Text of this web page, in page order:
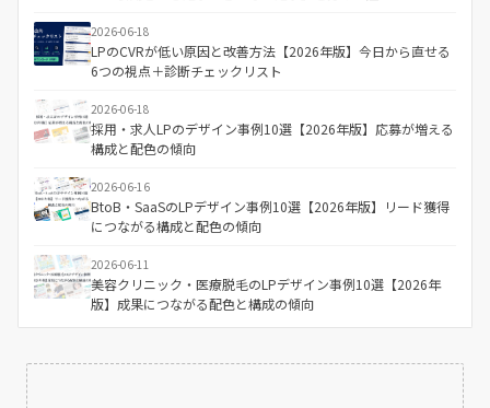
2026-06-18
LPのCVRが低い原因と改善方法【2026年版】今日から直せる
6つの視点＋診断チェックリスト
2026-06-18
採用・求人LPのデザイン事例10選【2026年版】応募が増える
構成と配色の傾向
2026-06-16
BtoB・SaaSのLPデザイン事例10選【2026年版】リード獲得
につながる構成と配色の傾向
2026-06-11
美容クリニック・医療脱毛のLPデザイン事例10選【2026年
版】成果につながる配色と構成の傾向